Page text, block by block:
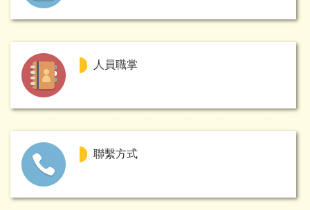
人員職掌
聯繫方式